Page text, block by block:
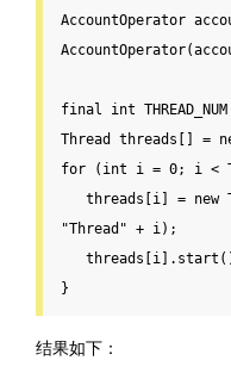
AccountOperator
final int
Thread threads[] =
for ( int i = 0; i <
   threads[i] =
new
"Thread" + i);
}
结果如下：